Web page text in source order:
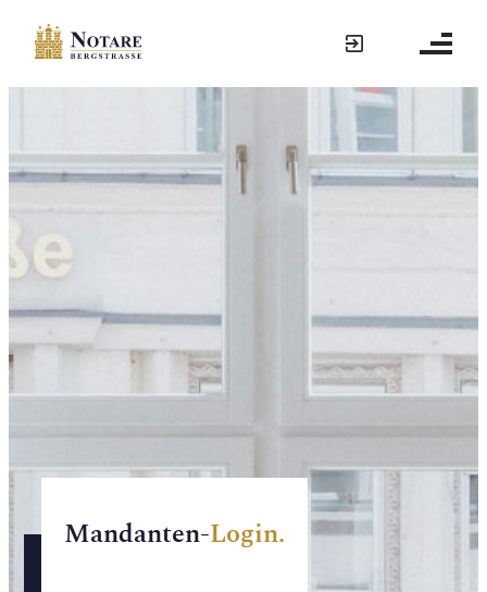
Mandanten-Login.